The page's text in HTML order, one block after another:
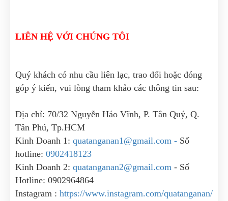
LIÊN HỆ VỚI CHÚNG TÔI
Quý khách có nhu cầu liên lạc, trao đổi hoặc đóng
góp ý kiến, vui lòng tham khảo các thông tin sau:
Địa chỉ: 70/32 Nguyễn Háo Vĩnh, P. Tân Quý, Q.
Tân Phú, Tp.HCM
Kinh Doanh 1: quatanganan1@gmail.com - Số
hotline: 0902418123
Kinh Doanh 2: quatanganan2@gmail.com - Số
Hotline: 0902964864
Instagram : https://www.instagram.com/quatanganan/